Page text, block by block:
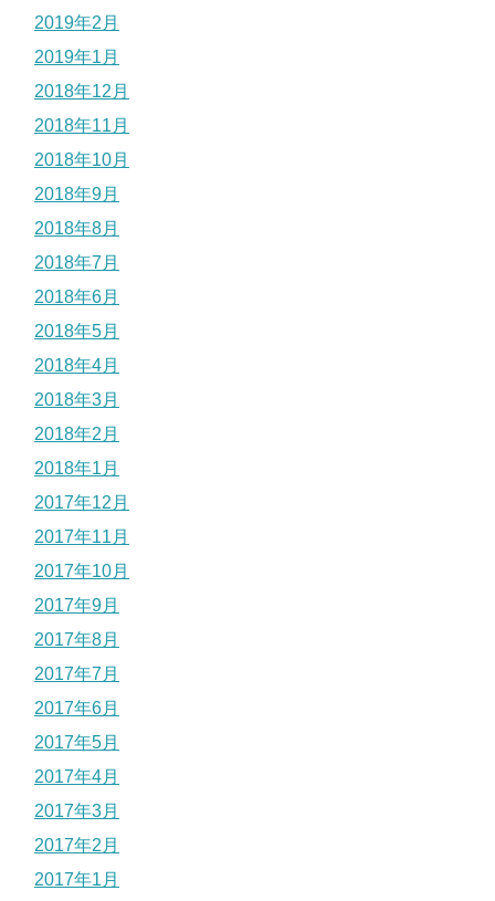
2019年2月
2019年1月
2018年12月
2018年11月
2018年10月
2018年9月
2018年8月
2018年7月
2018年6月
2018年5月
2018年4月
2018年3月
2018年2月
2018年1月
2017年12月
2017年11月
2017年10月
2017年9月
2017年8月
2017年7月
2017年6月
2017年5月
2017年4月
2017年3月
2017年2月
2017年1月